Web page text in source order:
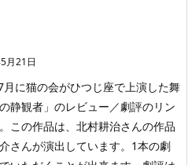
月21日
に猫の会がひつじ座で上演した舞
静観者」のレビュー／劇評のリン
この作品は、北村耕治さんの作品
さんが演出しています。1本の劇